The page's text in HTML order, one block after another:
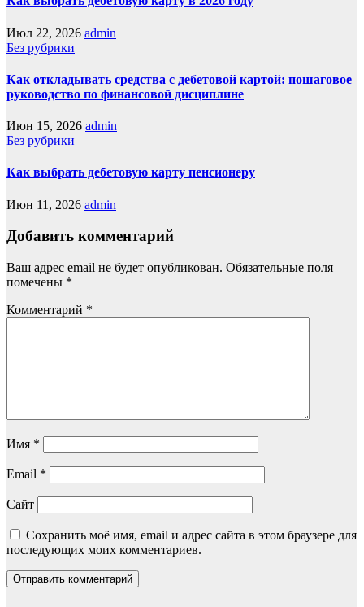
Июл 22, 2026 admin
Без рубрики
Как откладывать средства с дебетовой картой: пошаговое
руководство по финансовой дисциплине
Июн 15, 2026 admin
Без рубрики
Как выбрать дебетовую карту пенсионеру
Июн 11, 2026 admin
Добавить комментарий
Ваш адрес email не будет опубликован. Обязательные поля
помечены *
Комментарий *
Имя *
Email *
Сайт
Сохранить моё имя, email и адрес сайта в этом браузере для
последующих моих комментариев.